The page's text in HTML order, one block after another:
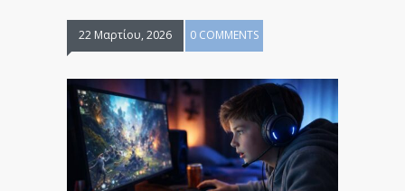
22 Μαρτίου, 2026 0 COMMENTS